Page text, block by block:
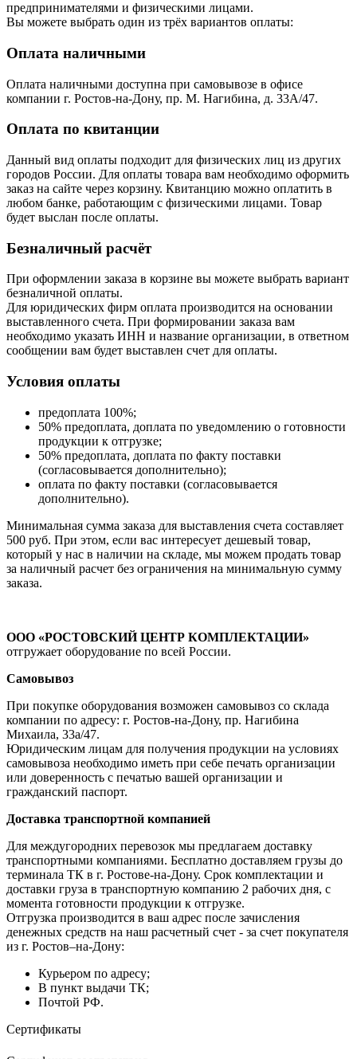
предпринимателями и физическими лицами.
Вы можете выбрать один из трёх вариантов оплаты:
Оплата наличными
Оплата наличными доступна при самовывозе в офисе
компании г. Ростов-на-Дону, пр. М. Нагибина, д. 33А/47.
Оплата по квитанции
Данный вид оплаты подходит для физических лиц из других
городов России. Для оплаты товара вам необходимо оформить
заказ на сайте через корзину. Квитанцию можно оплатить в
любом банке, работающим с физическими лицами. Товар
будет выслан после оплаты.
Безналичный расчёт
При оформлении заказа в корзине вы можете выбрать вариант
безналичной оплаты.
Для юридических фирм оплата производится на основании
выставленного счета. При формировании заказа вам
необходимо указать ИНН и название организации, в ответном
сообщении вам будет выставлен счет для оплаты.
Условия оплаты
предоплата 100%;
50% предоплата, доплата по уведомлению о готовности
продукции к отгрузке;
50% предоплата, доплата по факту поставки
(согласовывается дополнительно);
оплата по факту поставки (согласовывается
дополнительно).
Минимальная сумма заказа для выставления счета составляет
500 руб. При этом, если вас интересует дешевый товар,
который у нас в наличии на складе, мы можем продать товар
за наличный расчет без ограничения на минимальную сумму
заказа.
ООО «РОСТОВСКИЙ ЦЕНТР КОМПЛЕКТАЦИИ»
отгружает оборудование по всей России.
Самовывоз
При покупке оборудования возможен самовывоз со склада
компании по адресу: г. Ростов-на-Дону, пр. Нагибина
Михаила, 33а/47.
Юридическим лицам для получения продукции на условиях
самовывоза необходимо иметь при себе печать организации
или доверенность с печатью вашей организации и
гражданский паспорт.
Доставка транспортной компанией
Для междугородних перевозок мы предлагаем доставку
транспортными компаниями. Бесплатно доставляем грузы до
терминала ТК в г. Ростове-на-Дону. Срок комплектации и
доставки груза в транспортную компанию 2 рабочих дня, с
момента готовности продукции к отгрузке.
Отгрузка производится в ваш адрес после зачисления
денежных средств на наш расчетный счет - за счет покупателя
из г. Ростов–на-Дону:
Курьером по адресу;
В пункт выдачи ТК;
Почтой РФ.
Сертификаты